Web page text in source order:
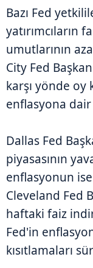
Bazı Fed
yatırımcıların
umutlarının
City Fed
karşı yönde oy
enflasyona
Dallas Fed
piyasasının
enflasyonun
Cleveland Fed
haftaki faiz
Fed'in
kısıtlamaları